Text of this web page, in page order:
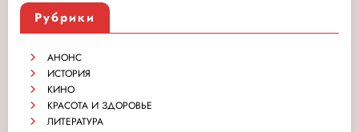
Рубрики
АНОНС
ИСТОРИЯ
КИНО
КРАСОТА И ЗДОРОВЬЕ
ЛИТЕРАТУРА